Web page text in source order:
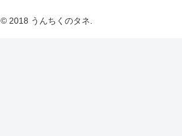
© 2018 うんちくのタネ.